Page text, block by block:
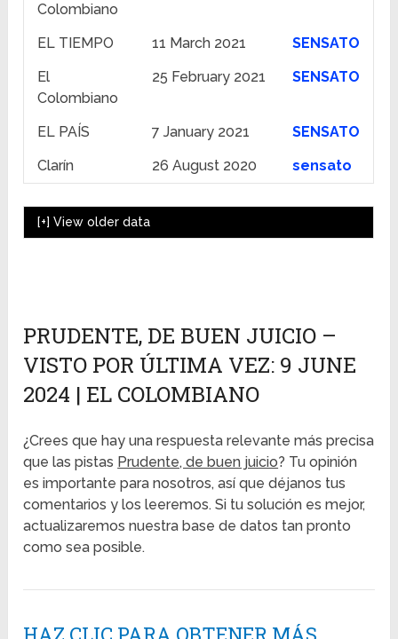
Colombiano
EL TIEMPO 11 March 2021
SENSATO
El
Colombiano
25 February 2021 SENSATO
EL PAÍS 7 January 2021
SENSATO
Clarín
26 August 2020 sensato
[+]View older data
PRUDENTE, DE BUEN JUICIO –
VISTO POR ÚLTIMA VEZ: 9 JUNE
2024 | EL COLOMBIANO
¿Crees que hay una respuesta relevante más precisa
que las pistas Prudente, de buen juicio? Tu opinión
es importante para nosotros, así que déjanos tus
comentarios y los leeremos. Si tu solución es mejor,
actualizaremos nuestra base de datos tan pronto
como sea posible.